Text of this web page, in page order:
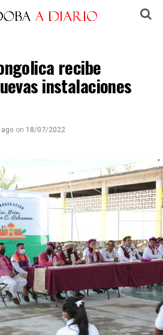
recibe
instalaciones
on 18/07/2022